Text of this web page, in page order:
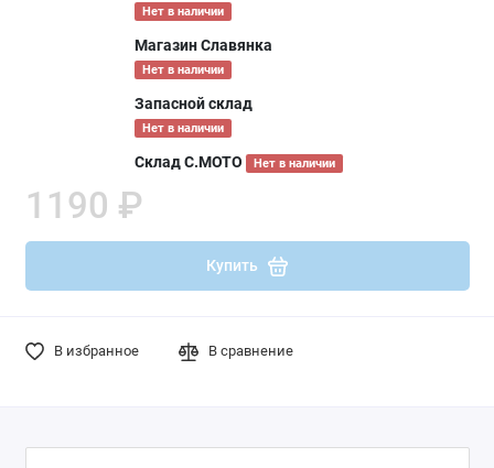
Нет в наличии
Магазин Славянка
Нет в наличии
Запасной склад
Нет в наличии
Склад С.МОТО Нет в наличии
1190 ₽
Купить
В избранное В сравнение